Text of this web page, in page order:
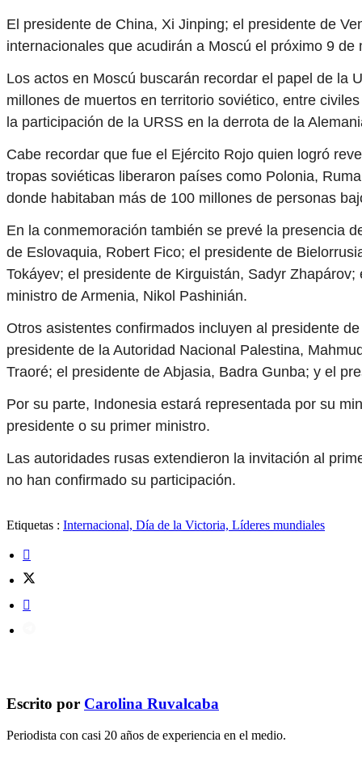
El presidente de China, Xi Jinping; el presidente de
internacionales que acudirán a Moscú el próximo 9
Los actos en Moscú buscarán recordar el papel de la
millones de muertos en territorio soviético, entre
la participación de la URSS en la derrota de la
Cabe recordar que fue el Ejército Rojo quien logró
tropas soviéticas liberaron países como Polonia,
donde habitaban más de 100 millones de personas
En la conmemoración también se prevé la presencia
de Eslovaquia, Robert Fico; el presidente de
Tokáyev; el presidente de Kirguistán, Sadyr
ministro de Armenia, Nikol Pashinián.
Otros asistentes confirmados incluyen al presidente
presidente de la Autoridad Nacional Palestina,
Traoré; el presidente de Abjasia, Badra Gunba; y el
Por su parte, Indonesia estará representada por su
presidente o su primer ministro.
Las autoridades rusas extendieron la invitación al
no han confirmado su participación.
Etiquetas : Internacional, Día de la Victoria, Líderes mundiales
Escrito por Carolina Ruvalcaba
Periodista con casi 20 años de experiencia en el medio.